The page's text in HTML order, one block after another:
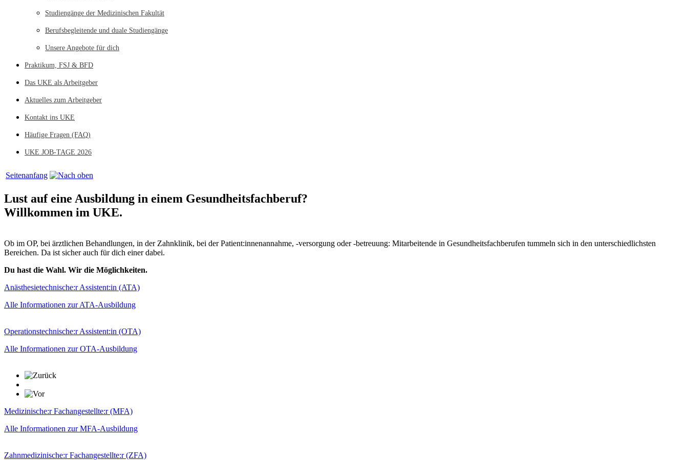
Studiengänge der Medizinischen Fakultät
Berufsbegleitende und duale Studiengänge
Unsere Angebote für dich
Praktikum, FSJ & BFD
Das UKE als Arbeitgeber
Aktuelles zum Arbeitgeber
Kontakt ins UKE
Häufige Fragen (FAQ)
UKE JOB-TAGE 2026
Seitenanfang
Lust auf eine Ausbildung in einem Gesundheitsfachberuf?
Willkommen im UKE.
Ob im OP, bei ärztlichen Behandlungen, in der Zahnklinik, bei der Patient:innenannahme, -versorgung oder -betreuung: Mitarbeitende in Gesundheitsfachberufen tummeln sich in den unterschiedlichsten
Bereichen. Da ist sicher auch für dich einer dabei.
Du hast die Wahl. Wir die Möglichkeiten.
Anästhesietechnische:r Assistent:in (ATA)
Alle Informationen zur ATA-Ausbildung
Operationstechnische:r Assistent:in (OTA)
Alle Informationen zur OTA-Ausbildung
Medizinische:r Fachangestellte:r (MFA)
Alle Informationen zur MFA-Ausbildung
Zahnmedizinische:r Fachangestellte:r (ZFA)